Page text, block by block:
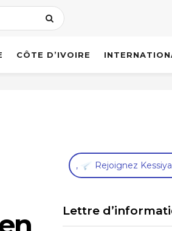
CÔTE D’IVOIRE
, Rejoignez
Lettre